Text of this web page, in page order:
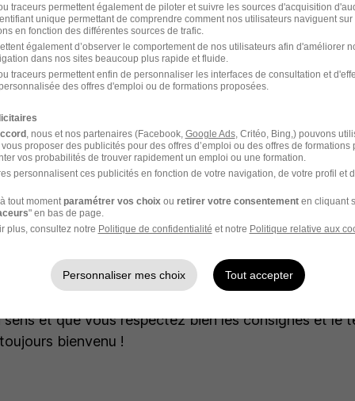
pour évaluer les
si, lors de chaque processus de recrutement, un
demandé. Le recours à de tests progresse à
l’utilisation de tests de mise en situation
dans les grandes entreprises. 63 % d’entre elles
soient. L’Apec souligne aussi que les entreprises
l’évaluation descompétencescomportementales.
sa candidature ?Renseignez-vous bien sur le
attendues en amont, et le jour J, soyez attentif aux
pas à poser des questions au recruteur pour vous
sens et que vous respectez bien les consignes et le
bienvenu !
traceurs permettent également de piloter et suivre les sources d'acquisition
unique permettant de comprendre comment nos utilisateurs naviguent sur
en fonction des différentes sources de trafic.
également d’observer le comportement de nos utilisateurs afin d'améliorer
dans nos sites beaucoup plus rapide et fluide.
traceurs permettent enfin de personnaliser les interfaces de consultation et
des offres d'emploi ou de formations proposées.
, nous et nos partenaires (Facebook, Google Ads, Critéo, Bing,) pouvons
proposer des publicités pour des offres d’emploi ou des offres de formations
vos probabilités de trouver rapidement un emploi ou une formation.
personnalisent ces publicités en fonction de votre navigation, de votre profil et
tout moment paramétrer vos choix ou retirer votre consentementen cliquant
" en bas de page.
plus, consultez notre Politique de confidentialité et notre Politique relative aux
Personnaliser mes choix Tout accepter